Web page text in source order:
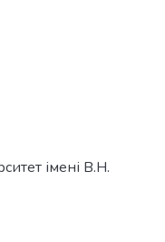
імені В.Н.